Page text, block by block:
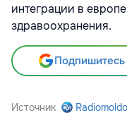
интеграции в
здравоохранения.
Подпишитесь
Источник